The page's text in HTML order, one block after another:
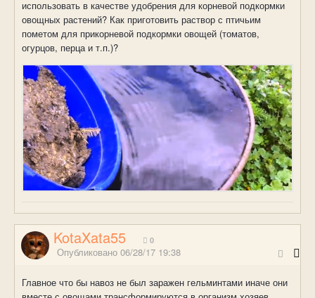
использовать в качестве удобрения для корневой подкормки
овощных растений? Как приготовить раствор с птичьим
пометом для прикорневой подкормки овощей (томатов,
огурцов, перца и т.п.)?
KotaXata55 0
Опубликовано 06/28/17 19:38
Главное что бы навоз не был заражен гельминтами иначе они